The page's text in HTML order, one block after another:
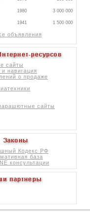
1980 3 000 000
1941 1 500 000
объявления
сайты
навигация
о продаже
сайты
Кодекс РФ
база
консультации